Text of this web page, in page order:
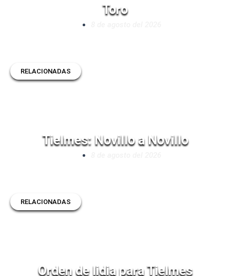
Toro
RELACIONADAS
Tielmes: Novillo a Novillo
RELACIONADAS
Orden de lidia para Tielmes